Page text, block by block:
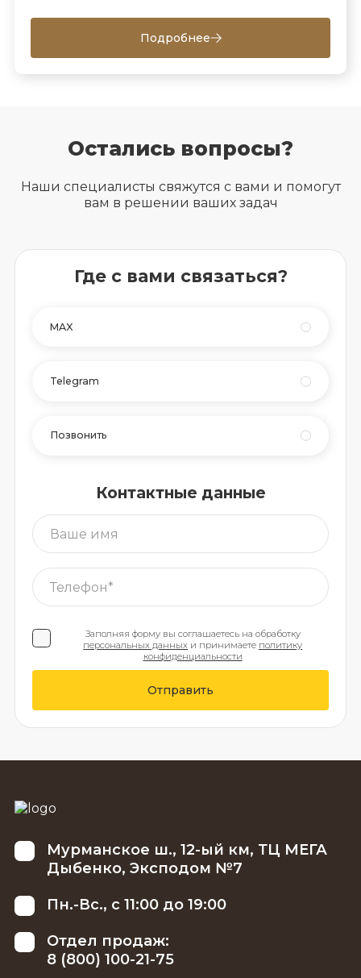
Подробнее
Остались вопросы?
Наши специалисты свяжутся с вами и помогут
вам в решении ваших задач
Где с вами связаться?
MAX
Telegram
Позвонить
Контактные данные
Заполняя форму вы соглашаетесь на обработку
персональных данных и принимаете политику
конфиденциальности
Отправить
Мурманское ш., 12-ый км, ТЦ МЕГА
Дыбенко, Эксподом №7
Пн.-Вс., с 11:00 до 19:00
Отдел продаж:
8 (800) 100-21-75